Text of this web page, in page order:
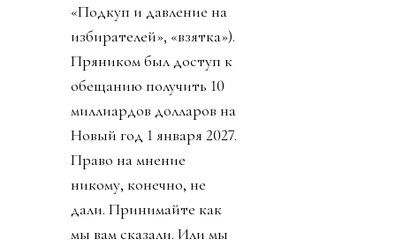
«Подкуп и давление на
избирателей», «взятка»).
Пряником был доступ к
обещанию получить 10
миллиардов долларов на
Новый год 1 января 2027.
Право на мнение
никому, конечно, не
дали. Принимайте как
мы вам сказали. Или мы